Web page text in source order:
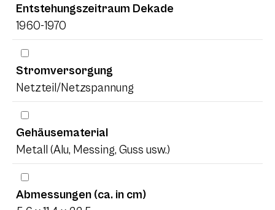
Entstehungszeitraum Dekade
1960-1970
Stromversorgung
Netzteil/Netzspannung
Gehäusematerial
Metall (Alu, Messing, Guss usw.)
Abmessungen (ca. in cm)